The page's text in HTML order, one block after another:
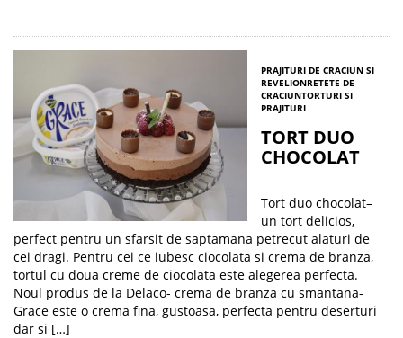
PRAJITURI DE CRACIUN SI
REVELIONRETETE DE
CRACIUNTORTURI SI
PRAJITURI
TORT DUO
CHOCOLAT
Tort duo chocolat–
un tort delicios,
perfect pentru un sfarsit de saptamana petrecut alaturi de
cei dragi. Pentru cei ce iubesc ciocolata si crema de branza,
tortul cu doua creme de ciocolata este alegerea perfecta.
Noul produs de la Delaco- crema de branza cu smantana-
Grace este o crema fina, gustoasa, perfecta pentru deserturi
dar si […]